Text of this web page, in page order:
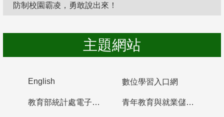
防制校園霸凌，勇敢說出來！
主題網站
English 數位學習入口網
教育部統計處電子書櫃 青年教育與就業儲蓄帳戶